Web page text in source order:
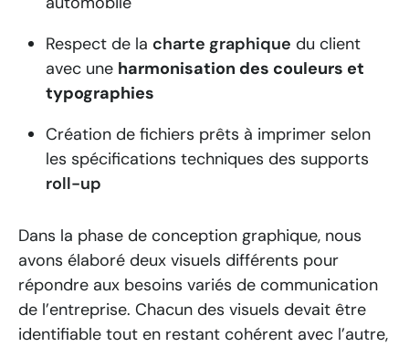
Respect de la charte graphique du client
avec une harmonisation des couleurs et
typographies
Création de fichiers prêts à imprimer selon
les spécifications techniques des supports
roll-up
Dans la phase de conception graphique, nous
avons élaboré deux visuels différents pour
répondre aux besoins variés de communication
de l’entreprise. Chacun des visuels devait être
identifiable tout en restant cohérent avec l’autre,